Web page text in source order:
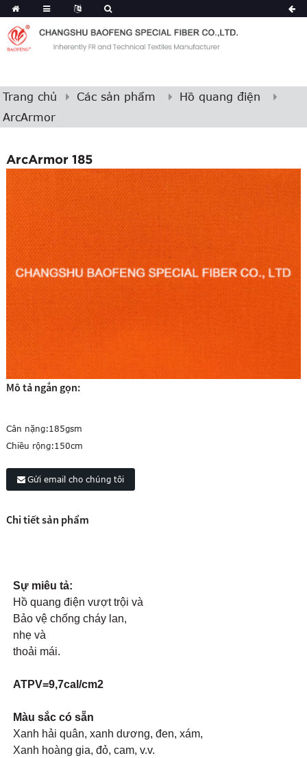
Trang chủ Các sản phẩm
Hồ quang điện
ArcArmor
ArcArmor 185
Mô tả ngắn gọn:
Cân nặng:185gsm
Chiều rộng:150cm
Gửi email cho chúng tôi
Chi tiết sản phẩm
Sự miêu tả:
Hồ quang điện vượt trội và
Bảo vệ chống cháy lan,
nhẹ và
thoải mái.
ATPV=9,7cal/cm2
Màu sắc có sẵn
Xanh hải quân, xanh dương, đen, xám,
Xanh hoàng gia, đỏ, cam, v.v.